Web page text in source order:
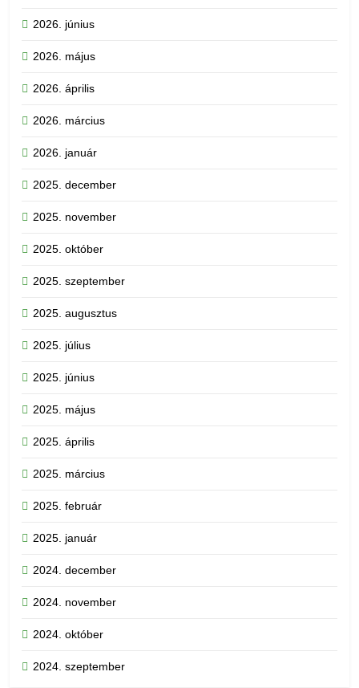
2026. június
2026. május
2026. április
2026. március
2026. január
2025. december
2025. november
2025. október
2025. szeptember
2025. augusztus
2025. július
2025. június
2025. május
2025. április
2025. március
2025. február
2025. január
2024. december
2024. november
2024. október
2024. szeptember